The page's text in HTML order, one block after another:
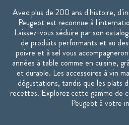
Moulin à Sel Peugeot Nancy : 9
cm et 38 cm
* Sel gemme : le sel gemme provient
il s'agit d'un sel de roche
"Moulins Peugeot : la référence de la
Avec plus de 200 ans d'histoire,
Peugeot est reconnue à
Laissez-vous séduire par son
de produits performants et au
poivre et à sel vous
années à table comme en cuisine,
et durable. Les accessoires à vin
dégustations, tandis que les plats
recettes. Explorez cette gamme de
Peugeot à votre